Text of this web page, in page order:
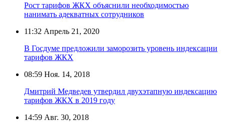
Рост тарифов ЖКХ объяснили необходимостью
нанимать адекватных сотрудников
11:32 Апрель 21, 2020
В Госдуме предложили заморозить уровень индексации
тарифов ЖКХ
08:59 Ноя. 14, 2018
Дмитрий Медведев утвердил двухэтапную индексацию
тарифов ЖКХ в 2019 году
14:59 Авг. 30, 2018